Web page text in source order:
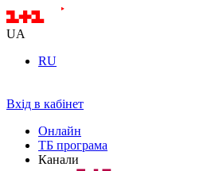
UA
RU
Вхід в кабінет
Онлайн
ТБ програма
Канали